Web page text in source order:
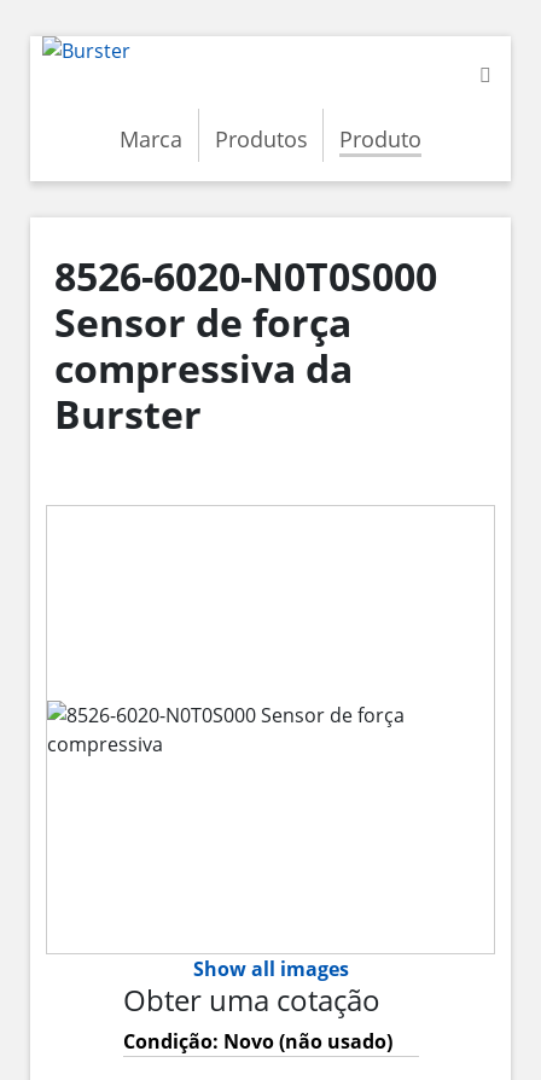
Marca Produtos Produto
8526-6020-N0T0S000
Sensor de força
compressiva da
Burster
Show all images
Obter uma cotação
Condição: Novo (não usado)